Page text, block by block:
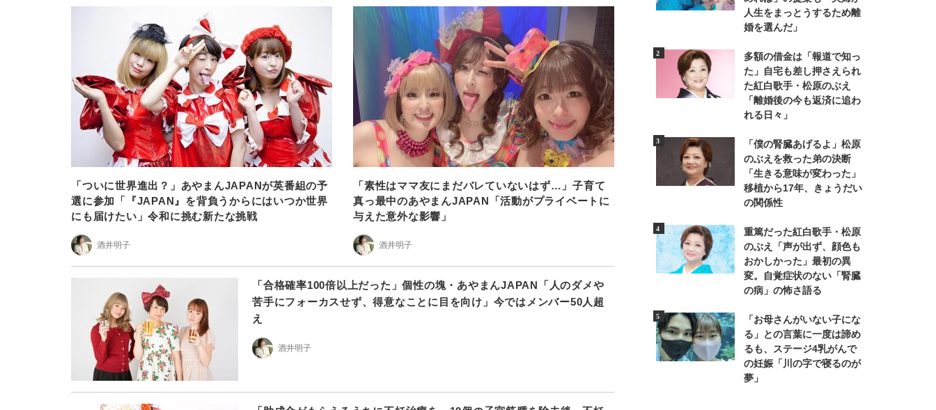
「ついに世界進出？」あやまんJAPANが英番組の予
選に参加「『JAPAN』を背負うからにはいつか世界
にも届けたい」令和に挑む新たな挑戦
酒井明子
「素性はママ友にまだバレていないはず…」子育て
真っ最中のあやまんJAPAN「活動がプライベートに
与えた意外な影響」
酒井明子
「合格確率100倍以上だった」個性の塊・あやまんJAPAN「人のダメや
苦手にフォーカスせず、得意なことに目を向け」今ではメンバー50人超
え
酒井明子
人生をまっとうするため離
婚を選んだ」
多額の借金は「報道で知っ
た」自宅も差し押さえられ
た紅白歌手・松原のぶえ
「離婚後の今も返済に追わ
れる日々」
「僕の腎臓あげるよ」松原
のぶえを救った弟の決断
「生きる意味が変わった」
移植から17年、きょうだい
の関係性
重篤だった紅白歌手・松原
のぶえ「声が出ず、顔色も
おかしかった」最初の異
変。自覚症状のない「腎臓
の病」の怖さ語る
「お母さんがいない子にな
る」との言葉に一度は諦め
るも、ステージ4乳がんで
の妊娠「川の字で寝るのが
夢」